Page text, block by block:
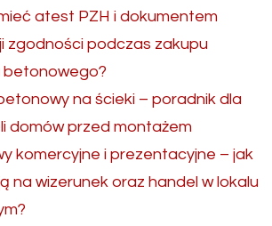
atest PZH i dokumentem
zgodności podczas zakupu
betonowego?
na ścieki – poradnik dla
domów przed montażem
komercyjne i prezentacyjne – jak
na wizerunek oraz handel w lokalu